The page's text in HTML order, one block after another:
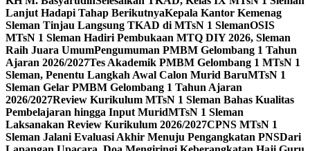
Lanjut Hadapi Tahap BerikutnyaKepala Kantor Kemenag
Sleman Tinjau Langsung TKAD di MTsN 1 SlemanOSIS
MTsN 1 Sleman Hadiri Pembukaan MTQ DIY 2026, Sleman
Raih Juara UmumPengumuman PMBM Gelombang 1 Tahun
Ajaran 2026/2027Tes Akademik PMBM Gelombang 1 MTsN 1
Sleman, Penentu Langkah Awal Calon Murid BaruMTsN 1
Sleman Gelar PMBM Gelombang 1 Tahun Ajaran
2026/2027Review Kurikulum MTsN 1 Sleman Bahas Kualitas
Pembelajaran hingga Input MuridMTsN 1 Sleman
Laksanakan Review Kurikulum 2026/2027CPNS MTsN 1
Sleman Jalani Evaluasi Akhir Menuju Pengangkatan PNSDari